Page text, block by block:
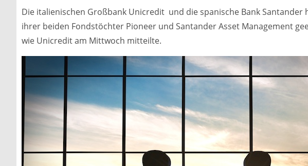
Die italienischen Großbank Unicredit und die spanische Bank Santander
ihrer beiden Fondstöchter Pioneer und Santander Asset Management
wie Unicredit am Mittwoch mitteilte.